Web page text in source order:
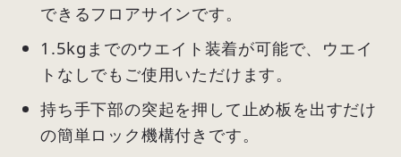
できるフロアサインです。
1.5kgまでのウエイト装着が可能で、ウエイ
トなしでもご使用いただけます。
持ち手下部の突起を押して止め板を出すだけ
の簡単ロック機構付きです。